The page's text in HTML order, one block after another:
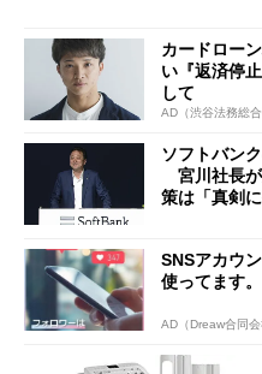
カードロー
い『返済停
して
AD（渋谷法務総合
ソフトバン
宮川社長
策は「真剣
SNSアカウ
使ってます。
AD（Dreaw合同会